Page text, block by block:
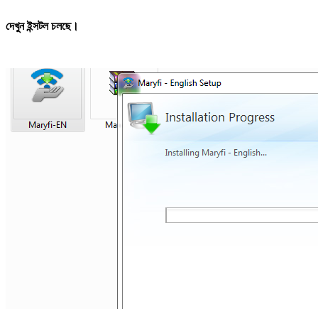
দেখুন ইন্সটল চলছে।